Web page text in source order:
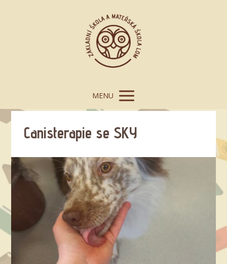
MENU
Canisterapie se SKY